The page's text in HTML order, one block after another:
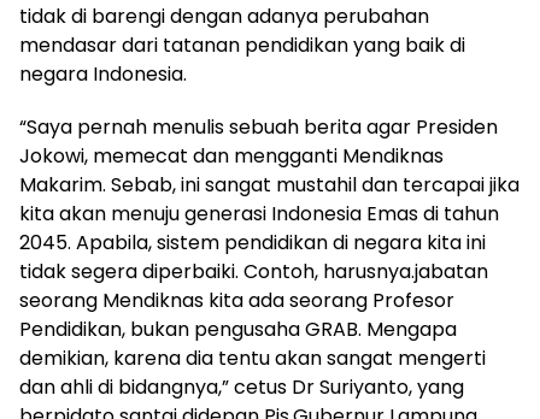
tidak di barengi dengan adanya perubahan
mendasar dari tatanan pendidikan yang baik di
negara Indonesia.
“Saya pernah menulis sebuah berita agar Presiden
Jokowi, memecat dan mengganti Mendiknas
Makarim. Sebab, ini sangat mustahil dan tercapai jika
kita akan menuju generasi Indonesia Emas di tahun
2045. Apabila, sistem pendidikan di negara kita ini
tidak segera diperbaiki. Contoh, harusnya.jabatan
seorang Mendiknas kita ada seorang Profesor
Pendidikan, bukan pengusaha GRAB. Mengapa
demikian, karena dia tentu akan sangat mengerti
dan ahli di bidangnya,” cetus Dr Suriyanto, yang